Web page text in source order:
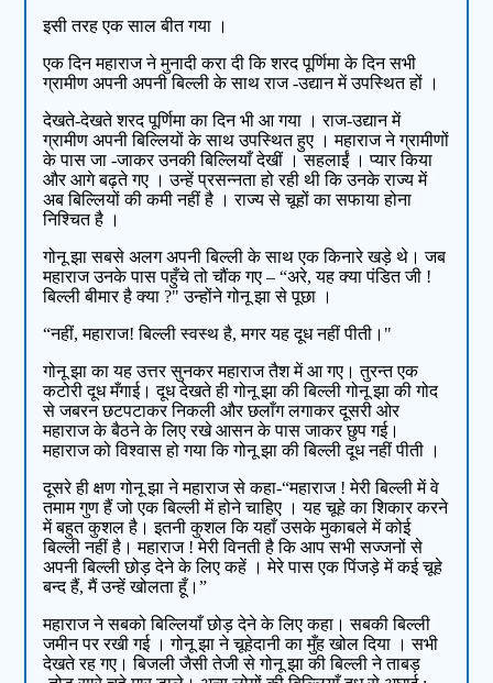
इसी तरह एक साल बीत गया ।
एक दिन महाराज ने मुनादी करा दी कि शरद पूर्णिमा के दिन सभी
ग्रामीण अपनी अपनी बिल्ली के साथ राज -उद्यान में उपस्थित हों ।
देखते-देखते शरद पूर्णिमा का दिन भी आ गया । राज-उद्यान में
ग्रामीण अपनी बिल्लियों के साथ उपस्थित हुए । महाराज ने ग्रामीणों
के पास जा -जाकर उनकी बिल्लियाँ देखीं । सहलाईं । प्यार किया
और आगे बढ़ते गए । उन्हें प्रसन्नता हो रही थी कि उनके राज्य में
अब बिल्लियों की कमी नहीं है । राज्य से चूहों का सफाया होना
निश्चित है ।
गोनू झा सबसे अलग अपनी बिल्ली के साथ एक किनारे खड़े थे। जब
महाराज उनके पास पहुँचे तो चौंक गए – “अरे, यह क्या पंडित जी !
बिल्ली बीमार है क्या ?" उन्होंने गोनू झा से पूछा ।
“नहीं, महाराज! बिल्ली स्वस्थ है, मगर यह दूध नहीं पीती।"
गोनू झा का यह उत्तर सुनकर महाराज तैश में आ गए। तुरन्त एक
कटोरी दूध मँगाई। दूध देखते ही गोनू झा की बिल्ली गोनू झा की गोद
से जबरन छटपटाकर निकली और छलाँग लगाकर दूसरी ओर
महाराज के बैठने के लिए रखे आसन के पास जाकर छुप गई।
महाराज को विश्वास हो गया कि गोनू झा की बिल्ली दूध नहीं पीती ।
दूसरे ही क्षण गोनू झा ने महाराज से कहा-“महाराज ! मेरी बिल्ली में वे
तमाम गुण हैं जो एक बिल्ली में होने चाहिए । यह चूहे का शिकार करने
में बहुत कुशल है। इतनी कुशल कि यहाँ उसके मुकाबले में कोई
बिल्ली नहीं है। महाराज ! मेरी विनती है कि आप सभी सज्जनों से
अपनी बिल्ली छोड़ देने के लिए कहें । मेरे पास एक पिंजड़े में कई चूहे
बन्द हैं, मैं उन्हें खोलता हूँ।”
महाराज ने सबको बिल्लियाँ छोड़ देने के लिए कहा। सबकी बिल्ली
जमीन पर रखी गई । गोनू झा ने चूहेदानी का मुँह खोल दिया । सभी
देखते रह गए। बिजली जैसी तेजी से गोनू झा की बिल्ली ने ताबड़